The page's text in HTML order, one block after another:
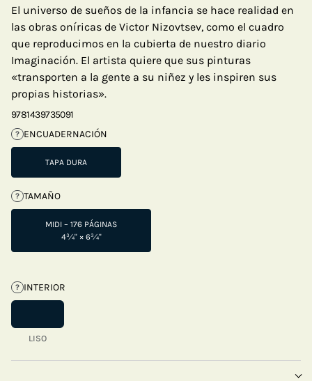
El universo de sueños de la infancia se hace realidad en
las obras oníricas de Victor Nizovtsev, como el cuadro
que reproducimos en la cubierta de nuestro diario
Imaginación. El artista quiere que sus pinturas
«transporten a la gente a su niñez y les inspiren sus
propias historias».
9781439735091
? ENCUADERNACIÓN
TAPA DURA
? TAMAÑO
MIDI – 176 PÁGINAS
4¾" × 6¾"
? INTERIOR
LISO